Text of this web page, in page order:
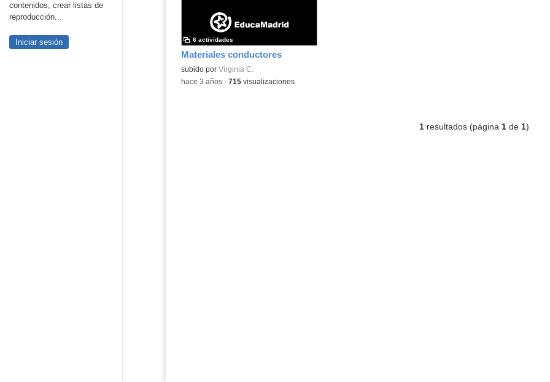
contenidos, crear listas de
reproducción...
Iniciar sesión
Materiales conductores
subido por Virginia C.
6 actividades
-hace 3 años- 715visualizaciones
1resultados (página 1de 1)